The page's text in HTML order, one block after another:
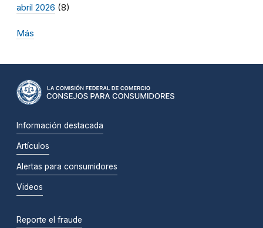
abril 2026 (8)
Más
Información destacada
Artículos
Alertas para consumidores
Videos
Reporte el fraude